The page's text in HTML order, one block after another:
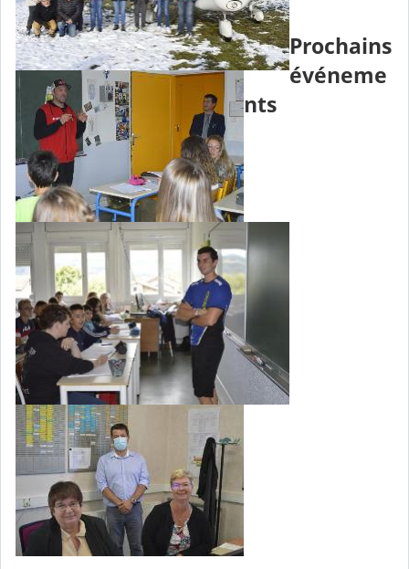
Prochains
événeme
nts